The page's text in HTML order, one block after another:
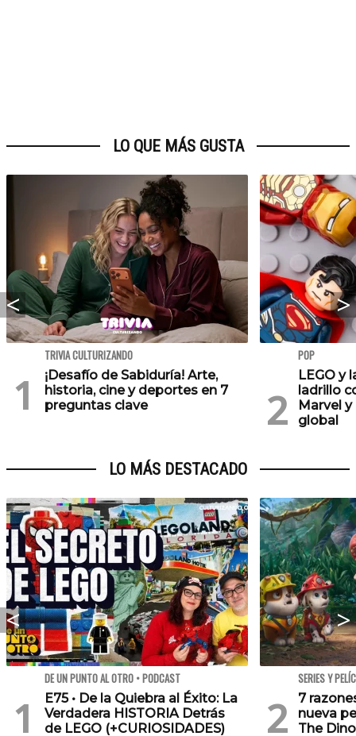
LO QUE MÁS GUSTA
TRIVIA CULTURIZANDO
¡Desafío de Sabiduría! Arte,
historia, cine y deportes en 7
preguntas clave
POP
LEGO y
ladrillo
Marvel
global
LO MÁS DESTACADO
DE UN PUNTO AL OTRO • PODCAST
E75 • De la Quiebra al Éxito: La
Verdadera HISTORIA Detrás
de LEGO (+CURIOSIDADES)
SERIES Y
7
nueva
The